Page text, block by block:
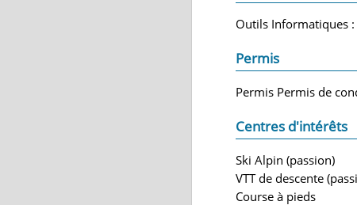
Outils Informatiques
Permis
Permis Permis de
Centres d'intérêts
Ski Alpin (passion)
VTT de descente
Course à pieds